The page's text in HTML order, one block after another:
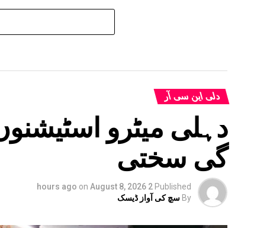
دلی این سی آر
گی سختی
Published
2 hours ago
on August 8, 2026
By سچ کی آواز ڈیسک